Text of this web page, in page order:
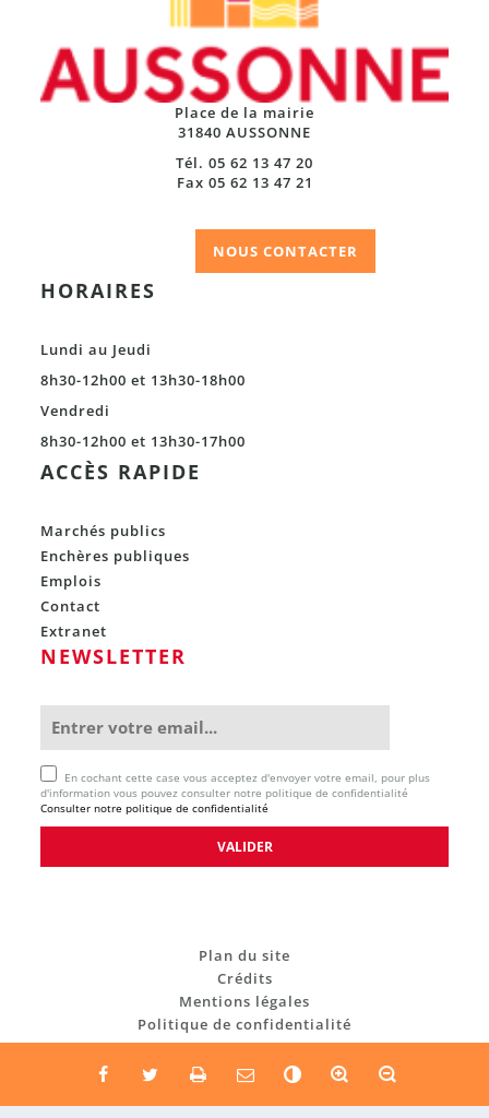
Place de la mairie
31840 AUSSONNE
Tél. 05 62 13 47 20
Fax 05 62 13 47 21
NOUS CONTACTER
HORAIRES
Lundi au Jeudi
8h30-12h00 et 13h30-18h00
Vendredi
8h30-12h00 et 13h30-17h00
ACCÈS RAPIDE
Marchés publics
Enchères publiques
Emplois
Contact
Extranet
NEWSLETTER
En cochant cette case vous acceptez d'envoyer votre email, pour plus
d'information vous pouvez consulter notre politique de confidentialité
Consulter notre politique de confidentialité
Plan du site
Crédits
Mentions légales
Politique de confidentialité
n